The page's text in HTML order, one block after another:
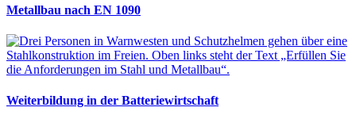
Metallbau nach EN 1090
Weiterbildung in der Batteriewirtschaft